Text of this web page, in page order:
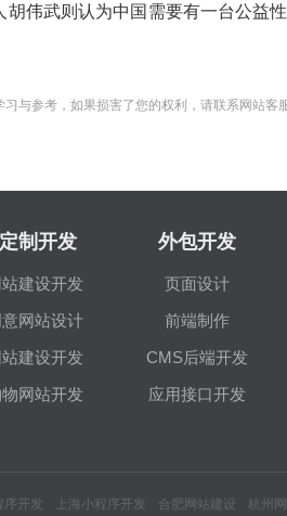
伟武则认为中国需要有一台公益
与参考，如果损害了您的权利，请联系网站客
制开发
建设开发
网站设计
建设开发
网站开发
外包开发
页面设计
前端制作
CMS后端开发
应用接口开发
开发 上海小程序开发 合肥网站建设 杭州